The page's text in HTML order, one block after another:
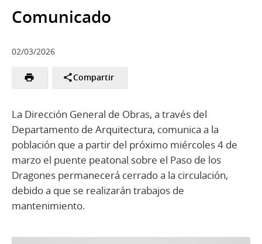
Comunicado
02/03/2026
Compartir
La Dirección General de Obras, a través del
Departamento de Arquitectura, comunica a la
población que a partir del próximo miércoles 4 de
marzo el puente peatonal sobre el Paso de los
Dragones permanecerá cerrado a la circulación,
debido a que se realizarán trabajos de
mantenimiento.